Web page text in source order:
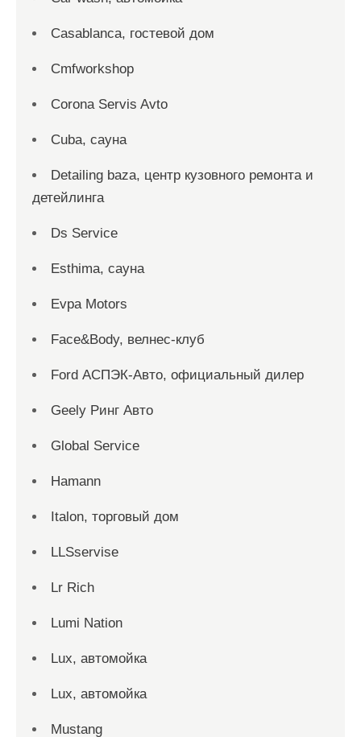
Casablanca, гостевой дом
Cmfworkshop
Corona Servis Avto
Cuba, сауна
Detailing baza, центр кузовного ремонта и
детейлинга
Ds Service
Esthima, сауна
Evpa Motors
Face&Body, велнес-клуб
Ford АСПЭК-Авто, официальный дилер
Geely Ринг Авто
Global Service
Hamann
Italon, торговый дом
LLSservise
Lr Rich
Lumi Nation
Lux, автомойка
Lux, автомойка
Mustang